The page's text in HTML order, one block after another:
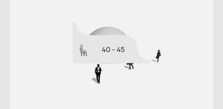
40 - 45